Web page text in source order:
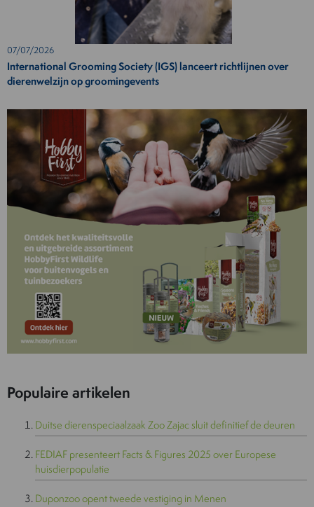
07/07/2026
International Grooming Society (IGS) lanceert richtlijnen over
dierenwelzijn op groomingevents
Populaire artikelen
Duitse dierenspeciaalzaak Zoo Zajac sluit definitief de deuren
FEDIAF presenteert Facts & Figures 2025 over Europese
huisdierpopulatie
Duponzoo opent tweede vestiging in Menen